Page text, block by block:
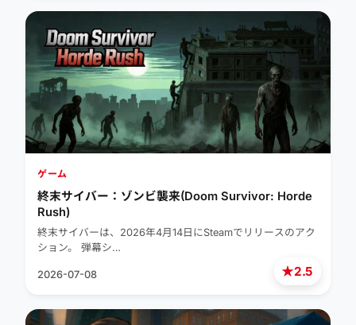
★2.5
ゲーム
終末サイバー：ゾンビ襲来(Doom Survivor: Horde
Rush)
終末サイバーは、2026年4月14日にSteamでリリースのアク
ション。 弾幕シ…
2026-07-08